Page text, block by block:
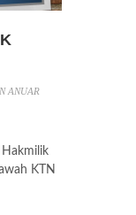
ANUAR
Hakmilik
KTN